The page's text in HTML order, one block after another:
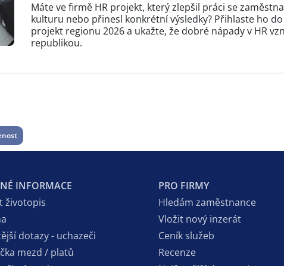
Máte ve firmě HR projekt, který zlepšil práci se
kulturu nebo přinesl konkrétní výsledky? Přihlaste ho
projekt regionu 2026 a ukažte, že dobré nápady v HR
republikou.
INFORMACE
životopis
dotazy - uchazeči
mezd / platů
PRO FIRMY
Hledám zaměstnance
Vložit nový inzerát
Ceník služeb
Recenze